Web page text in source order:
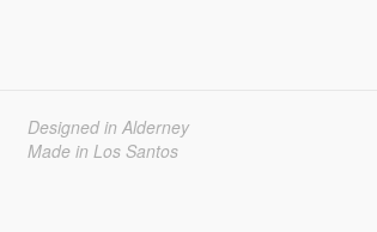
Designed in Alderney
Made in Los Santos